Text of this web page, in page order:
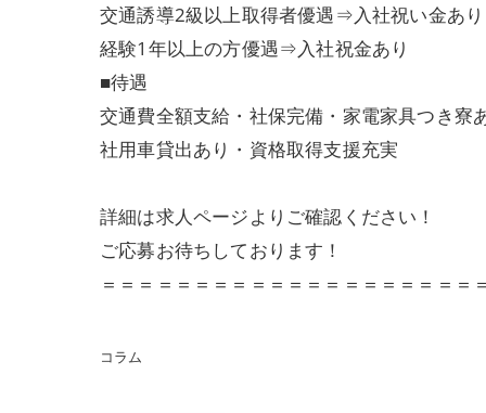
交通誘導2級以上取得者優遇⇒入社祝い金あり
経験1年以上の方優遇⇒入社祝金あり
■待遇
交通費全額支給・社保完備・家電家具つき寮
社用車貸出あり・資格取得支援充実
詳細は求人ページよりご確認ください！
ご応募お待ちしております！
＝＝＝＝＝＝＝＝＝＝＝＝＝＝＝＝＝＝＝＝
コラム